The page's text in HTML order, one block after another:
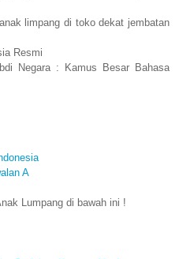
limpang di toko dekat jembatan
Resmi
Negara : Kamus Besar Bahasa
A
Lumpang di bawah ini !